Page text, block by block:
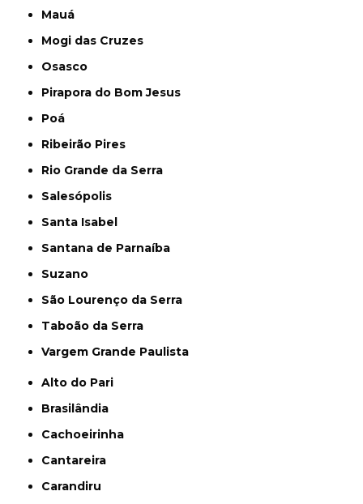
Mauá
Mogi das Cruzes
Osasco
Pirapora do Bom Jesus
Poá
Ribeirão Pires
Rio Grande da Serra
Salesópolis
Santa Isabel
Santana de Parnaíba
Suzano
São Lourenço da Serra
Taboão da Serra
Vargem Grande Paulista
Alto do Pari
Brasilândia
Cachoeirinha
Cantareira
Carandiru